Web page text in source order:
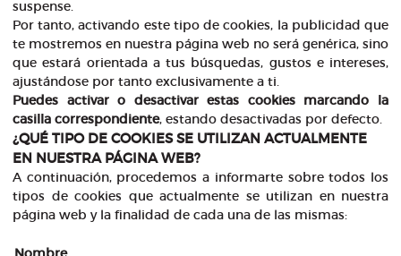
suspense.
Por tanto, activando este tipo de cookies, la publicidad que
te mostremos en nuestra página web no será genérica, sino
que estará orientada a tus búsquedas, gustos e intereses,
ajustándose por tanto exclusivamente a ti.
Puedes activar o desactivar estas cookies marcando la
casilla correspondiente, estando desactivadas por defecto.
¿QUÉ TIPO DE COOKIES SE UTILIZAN ACTUALMENTE
EN NUESTRA PÁGINA WEB?
A continuación, procedemos a informarte sobre todos los
tipos de cookies que actualmente se utilizan en nuestra
página web y la finalidad de cada una de las mismas: